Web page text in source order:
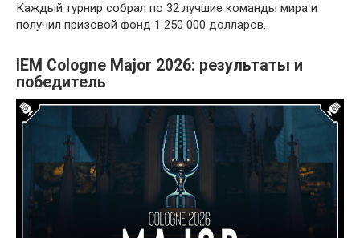
Каждый турнир собрал по 32 лучшие команды мира и
получил призовой фонд 1 250 000 долларов.
IEM Cologne Major 2026: результаты и
победитель